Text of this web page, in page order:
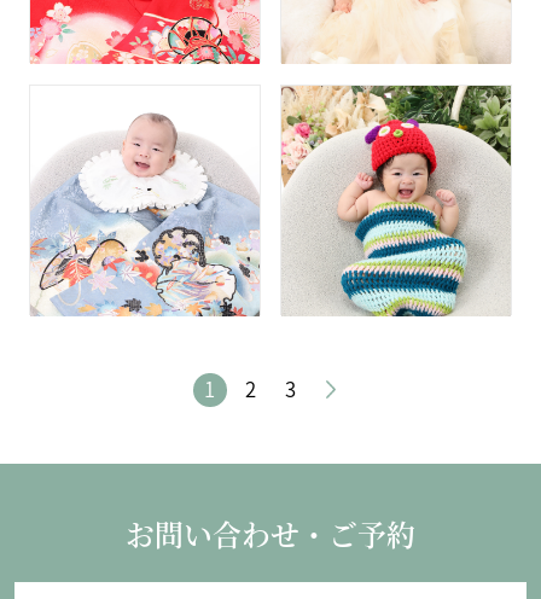
1 2 3
お問い合わせ・ご予約